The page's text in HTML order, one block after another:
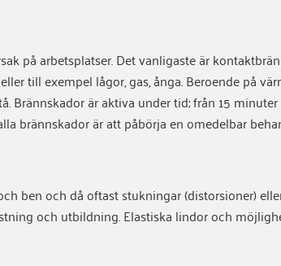
på arbetsplatser. Det vanligaste är
till exempel lågor, gas, ånga. Beroende på
Brännskador är aktiva under tid; från 15
brännskador är att påbörja en omedelbar
ben och då oftast stukningar (distorsioner)
och utbildning. Elastiska lindor och